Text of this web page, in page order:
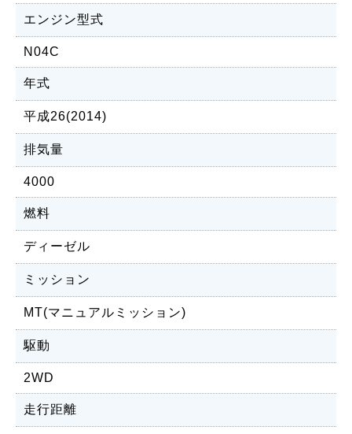
エンジン型式
N04C
年式
平成26(2014)
排気量
4000
燃料
ディーゼル
ミッション
MT(マニュアルミッション)
駆動
2WD
走行距離